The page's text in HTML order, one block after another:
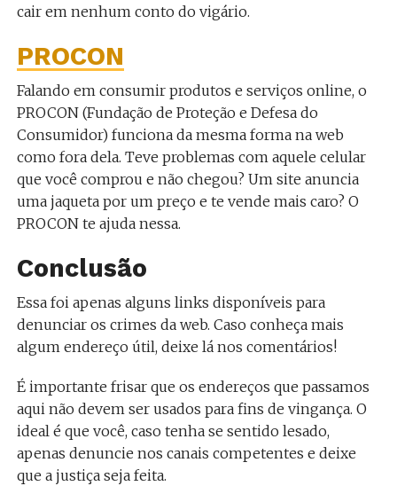
cair em nenhum conto do vigário.
PROCON
Falando em consumir produtos e serviços online, o
PROCON (Fundação de Proteção e Defesa do
Consumidor) funciona da mesma forma na web
como fora dela. Teve problemas com aquele celular
que você comprou e não chegou? Um site anuncia
uma jaqueta por um preço e te vende mais caro? O
PROCON te ajuda nessa.
Conclusão
Essa foi apenas alguns links disponíveis para
denunciar os crimes da web. Caso conheça mais
algum endereço útil, deixe lá nos comentários!
É importante frisar que os endereços que passamos
aqui não devem ser usados para fins de vingança. O
ideal é que você, caso tenha se sentido lesado,
apenas denuncie nos canais competentes e deixe
que a justiça seja feita.